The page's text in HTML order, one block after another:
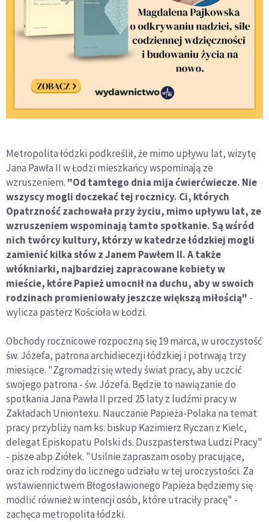
Metropolita łódzki podkreślił, że mimo upływu lat, wizytę
Jana Pawła II w Łodzi mieszkańcy wspominają ze
wzruszeniem. "Od tamtego dnia mija ćwierćwiecze. Nie
wszyscy mogli doczekać tej rocznicy. Ci, których
Opatrzność zachowała przy życiu, mimo upływu lat, ze
wzruszeniem wspominają tamto spotkanie. Są wśród
nich twórcy kultury, którzy w katedrze łódzkiej mogli
zamienić kilka słów z Janem Pawłem II. A także
włókniarki, najbardziej zapracowane kobiety w
mieście, które Papież umocnił na duchu, aby w swoich
rodzinach promieniowały jeszcze większą miłością" -
wylicza pasterz Kościoła w Łodzi.
Obchody rocznicowe rozpoczną się 19 marca, w uroczystość
św. Józefa, patrona archidiecezji łódzkiej i potrwają trzy
miesiące. "Zgromadzi się wtedy świat pracy, aby uczcić
swojego patrona - św. Józefa. Będzie to nawiązanie do
spotkania Jana Pawła II przed 25 laty z ludźmi pracy w
Zakładach Uniontexu. Nauczanie Papieża-Polaka na temat
pracy przybliży nam ks. biskup Kazimierz Ryczan z Kielc,
delegat Episkopatu Polski ds. Duszpasterstwa Ludzi Pracy"
- pisze abp Ziółek. "Usilnie zapraszam osoby pracujące,
oraz ich rodziny do licznego udziału w tej uroczystości. Za
wstawiennictwem Błogosławionego Papieża będziemy się
modlić również w intencji osób, które utraciły pracę" -
zachęca metropolita łódzki.